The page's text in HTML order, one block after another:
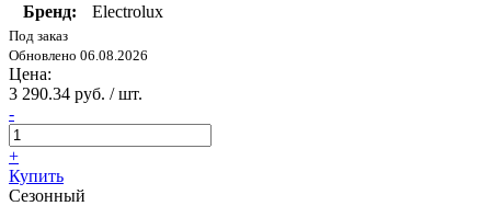
Бренд:
Electrolux
Под заказ
Обновлено 06.08.2026
Цена:
3 290.34 руб. / шт.
-
+
Купить
Сезонный